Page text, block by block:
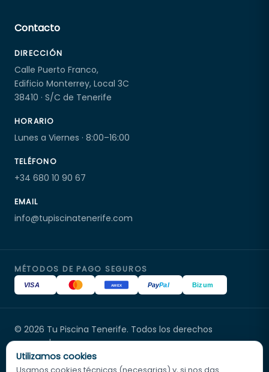
Contacto
DIRECCIÓN
Calle Puerto Franco,
Edificio Monterrey, Local 3C
38410 · S/C de Tenerife
HORARIO
Lunes a Viernes · 8:00–16:00
TELÉFONO
+34 680 10 90 67
EMAIL
info@tupiscinatenerife.com
MÉTODOS DE PAGO SEGUROS
VISA AMEX PayPal Bizum
© 2026 Tu Piscina Tenerife. Todos los derechos
reservados.
Distribuidor oficial Poolex en Canarias · Servicio técnico
oficial
Tu Piscina Tenerife
En línea
Utilizamos cookies